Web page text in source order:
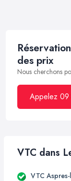
des prix
Nous cherchons
Appelez
VTC dans
VTC